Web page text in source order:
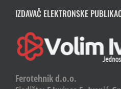
IZDAVAČ ELEKTRONSKE
Ferotehnik d.o.o.